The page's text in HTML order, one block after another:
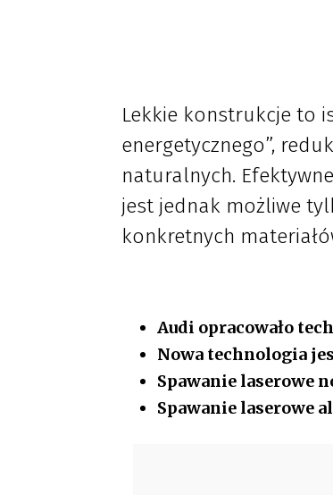
Lekkie konstrukcje to
energetycznego”,
naturalnych.
jest jednak możliwe
konkretnych
Audi opracowało
Nowa technologia
Spawanie laserowe
Spawanie laserowe